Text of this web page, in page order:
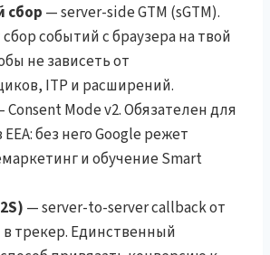
сбор — server-side GTM (sGTM).
событий с браузера на твой
не зависеть от
ITP и расширений.
Consent Mode v2. Обязателен для
без него Google режет
и обучение Smart
— server-to-server callback от
трекер. Единственный